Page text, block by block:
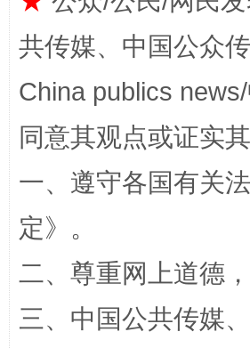
“刷贴”乱象丛生
共传媒、中国公众
China publics
同意其观点或证实
一、遵守各国有关
定》。
二、尊重网上道德
三、中国公共传媒